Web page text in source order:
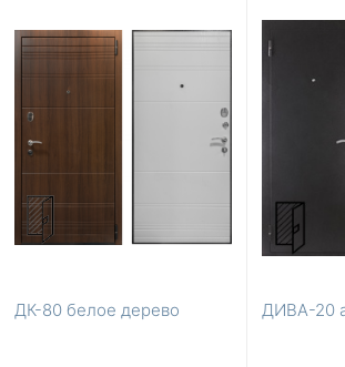
ДК-80 белое дерево ДИВА-20